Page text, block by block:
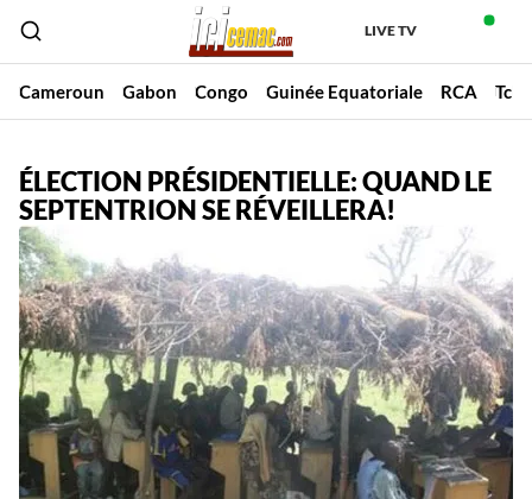
LIVE TV
Cameroun Gabon Congo Guinée Equatoriale RCA
ÉLECTION PRÉSIDENTIELLE: QUAND LE
SEPTENTRION SE RÉVEILLERA!